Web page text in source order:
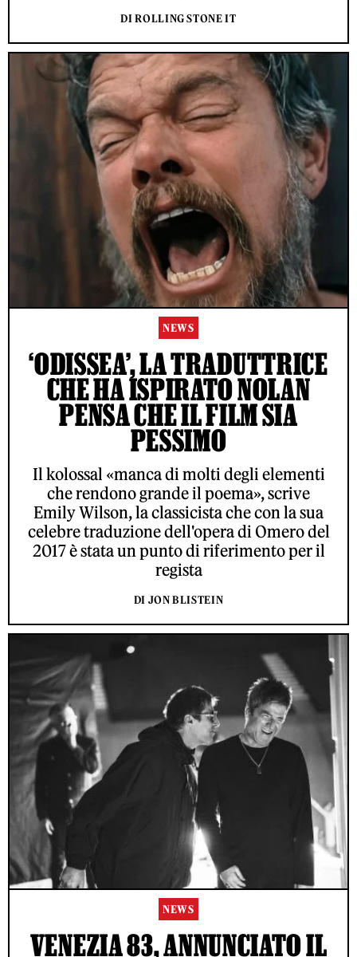
DI ROLLING STONE IT
NEWS
‘ODISSEA’, LA TRADUTTRICE
CHE HA ISPIRATO NOLAN
PENSA CHE IL FILM SIA
PESSIMO
Il kolossal «manca di molti degli elementi
che rendono grande il poema», scrive
Emily Wilson, la classicista che con la sua
celebre traduzione dell'opera di Omero del
2017 è stata un punto di riferimento per il
regista
DI JON BLISTEIN
NEWS
VENEZIA 83, ANNUNCIATO IL